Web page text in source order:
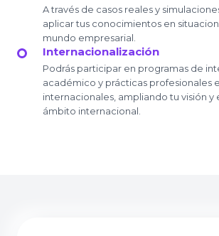
A través de casos reales y
aplicar tus conocimientos en
mundo empresarial.
Internacionalización
Podrás participar en programas de
académico y prácticas profesionales
internacionales, ampliando tu visión y
ámbito internacional.